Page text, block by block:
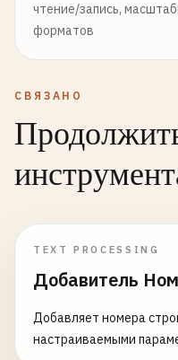
чтение/запись,
форматов
СВЯЗАНО
TEXT PROCESSING
Добавитель
Добавляет номера
настраиваемыми